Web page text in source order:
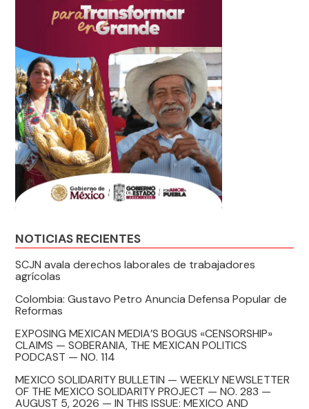
NOTICIAS RECIENTES
SCJN avala derechos laborales de trabajadores
agrícolas
Colombia: Gustavo Petro Anuncia Defensa Popular de
Reformas
EXPOSING MEXICAN MEDIA’S BOGUS «CENSORSHIP»
CLAIMS — SOBERANIA, THE MEXICAN POLITICS
PODCAST — NO. 114
MEXICO SOLIDARITY BULLETIN — WEEKLY NEWSLETTER
OF THE MEXICO SOLIDARITY PROJECT — NO. 283 —
AUGUST 5, 2026 — IN THIS ISSUE: MEXICO AND